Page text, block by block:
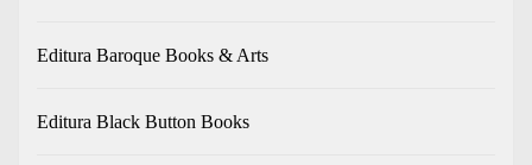
Editura Baroque Books & Arts
Editura Black Button Books